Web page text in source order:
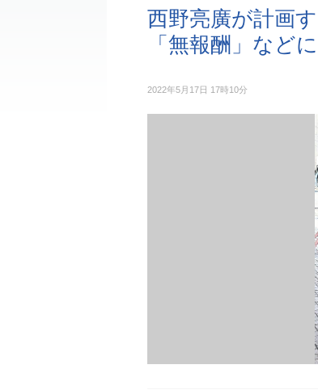
西野亮廣が計画
「無報酬」など
2022年5月17日 17時10分